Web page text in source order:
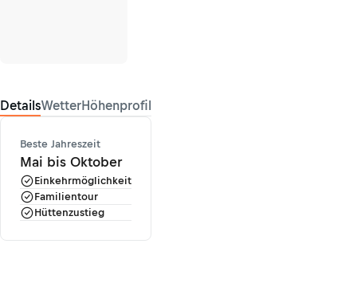
DetailsWetterHöhenprofil
Beste Jahreszeit
Mai bis Oktober
Einkehrmöglichkeit
Familientour
Hüttenzustieg